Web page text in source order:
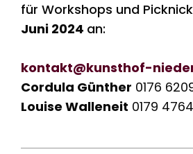
für Workshops und
Juni 2024 an:
kontakt@kunsthof-
Cordula Günther 0176
Louise Walleneit 0179